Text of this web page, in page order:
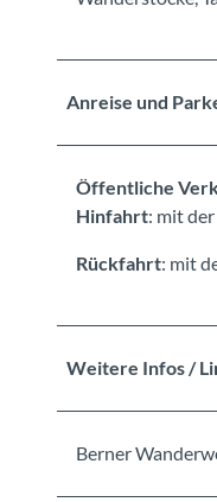
Anreise und
Öffentliche
Hinfahrt: mit
Rückfahrt: mit
Weitere Infos /
Berner